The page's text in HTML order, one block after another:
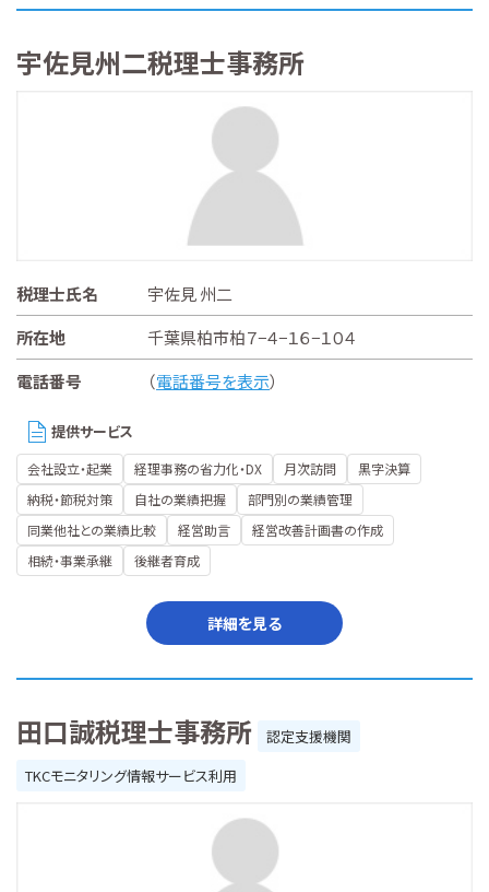
宇佐見州二税理士事務所
税理士氏名
宇佐見 州二
所在地
千葉県柏市柏７−４−１６−１０４
電話番号
（電話番号を表示）
提供サービス
会社設立・起業 経理事務の省力化・DX 月次訪問
黒字決算
納税・節税対策
自社の業績把握
部門別の業績管理
同業他社との業績比較
経営助言
経営改善計画書の作成
相続・事業承継
後継者育成
詳細を見る
田口誠税理士事務所
認定支援機関
TKCモニタリング情報サービス利用